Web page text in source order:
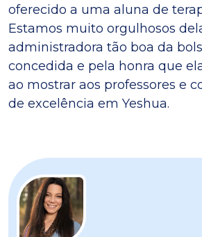
oferecido a uma aluna de
Estamos muito orgulhosos
administradora tão boa da
concedida e pela honra que
ao mostrar aos professores e
de excelência em Yeshua.